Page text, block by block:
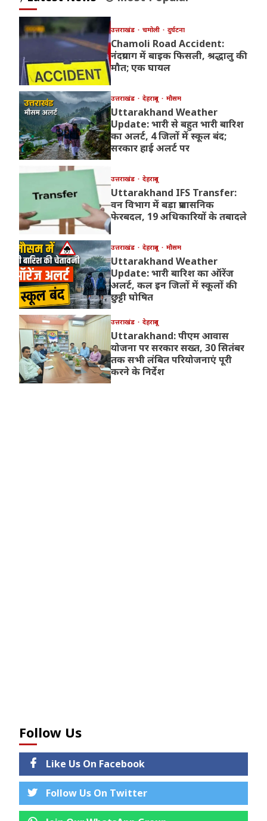
उत्तराखंड चमोली दुर्घटना
Chamoli Road Accident:
नंदप्रयाग में बाइक फिसली, श्रद्धालु की
मौत; एक घायल
उत्तराखंड देहरादून मौसम
Uttarakhand Weather
Update: भारी से बहुत भारी बारिश
का अलर्ट, 4 जिलों में स्कूल बंद;
सरकार हाई अलर्ट पर
उत्तराखंड देहरादून
Uttarakhand IFS Transfer:
वन विभाग में बड़ा प्रशासनिक
फेरबदल, 19 अधिकारियों के तबादले
उत्तराखंड देहरादून मौसम
Uttarakhand Weather
Update: भारी बारिश का ऑरेंज
अलर्ट, कल इन जिलों में स्कूलों की
छुट्टी घोषित
उत्तराखंड देहरादून
Uttarakhand: पीएम आवास
योजना पर सरकार सख्त, 30 सितंबर
तक सभी लंबित परियोजनाएं पूरी
करने के निर्देश
Follow Us
Like Us On Facebook
Follow Us On Twitter